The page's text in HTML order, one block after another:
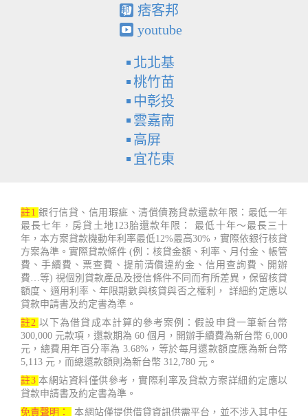
痞客邦
youtube
北北基
桃竹苗
中彰投
雲嘉南
高屏
宜花東
註1 銀行信貸、信用瑕疵、清償債務貸款還款年限：最低一年
最長七年，房貸土地123胎還款年限： 最低十年～最長三十
年，本方案貸款機動年利率最低12%最高30%，實際依銀行核貸
方案為準。實際貸款條件 (例：核貸金額、利率、月付金、帳管
費、手續費、票查費、提前清償違約金、信用查詢費、開辦
費…等) 視個別貸款產品及授信條件不同而有所差異，保留核貸
額度、適用利率、年限期數與核貸與否之權利， 詳細約定應以
貸款申請書及約定書為準。
註2 以下為借貸成本計算的參考案例：假設申貸一筆新台幣
300,000 元款項，還款期為 60 個月，開辦手續費為新台幣 6,000
元，總費用年百分率為 3.68%，等於每月還款額度應為新台幣
5,113 元，而總還款額則為新台幣 312,780 元。
註3 本網站資料僅供參考，實際利率及貸款方案詳細約定應以
貸款申請書及約定書為準。
免責聲明：
本網站僅提供借貸資訊供需平台，並不涉入其中任